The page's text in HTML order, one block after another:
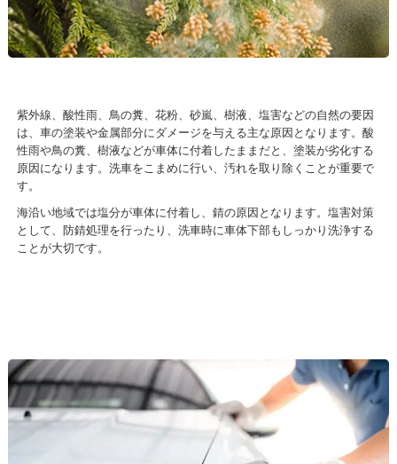
紫外線、酸性雨、鳥の糞、花粉、砂嵐、樹液、塩害などの自然の要因
は、車の塗装や金属部分にダメージを与える主な原因となります。酸
性雨や鳥の糞、樹液などが車体に付着したままだと、塗装が劣化する
原因になります。洗車をこまめに行い、汚れを取り除くことが重要で
す。
海沿い地域では塩分が車体に付着し、錆の原因となります。塩害対策
として、防錆処理を行ったり、洗車時に車体下部もしっかり洗浄する
ことが大切です。